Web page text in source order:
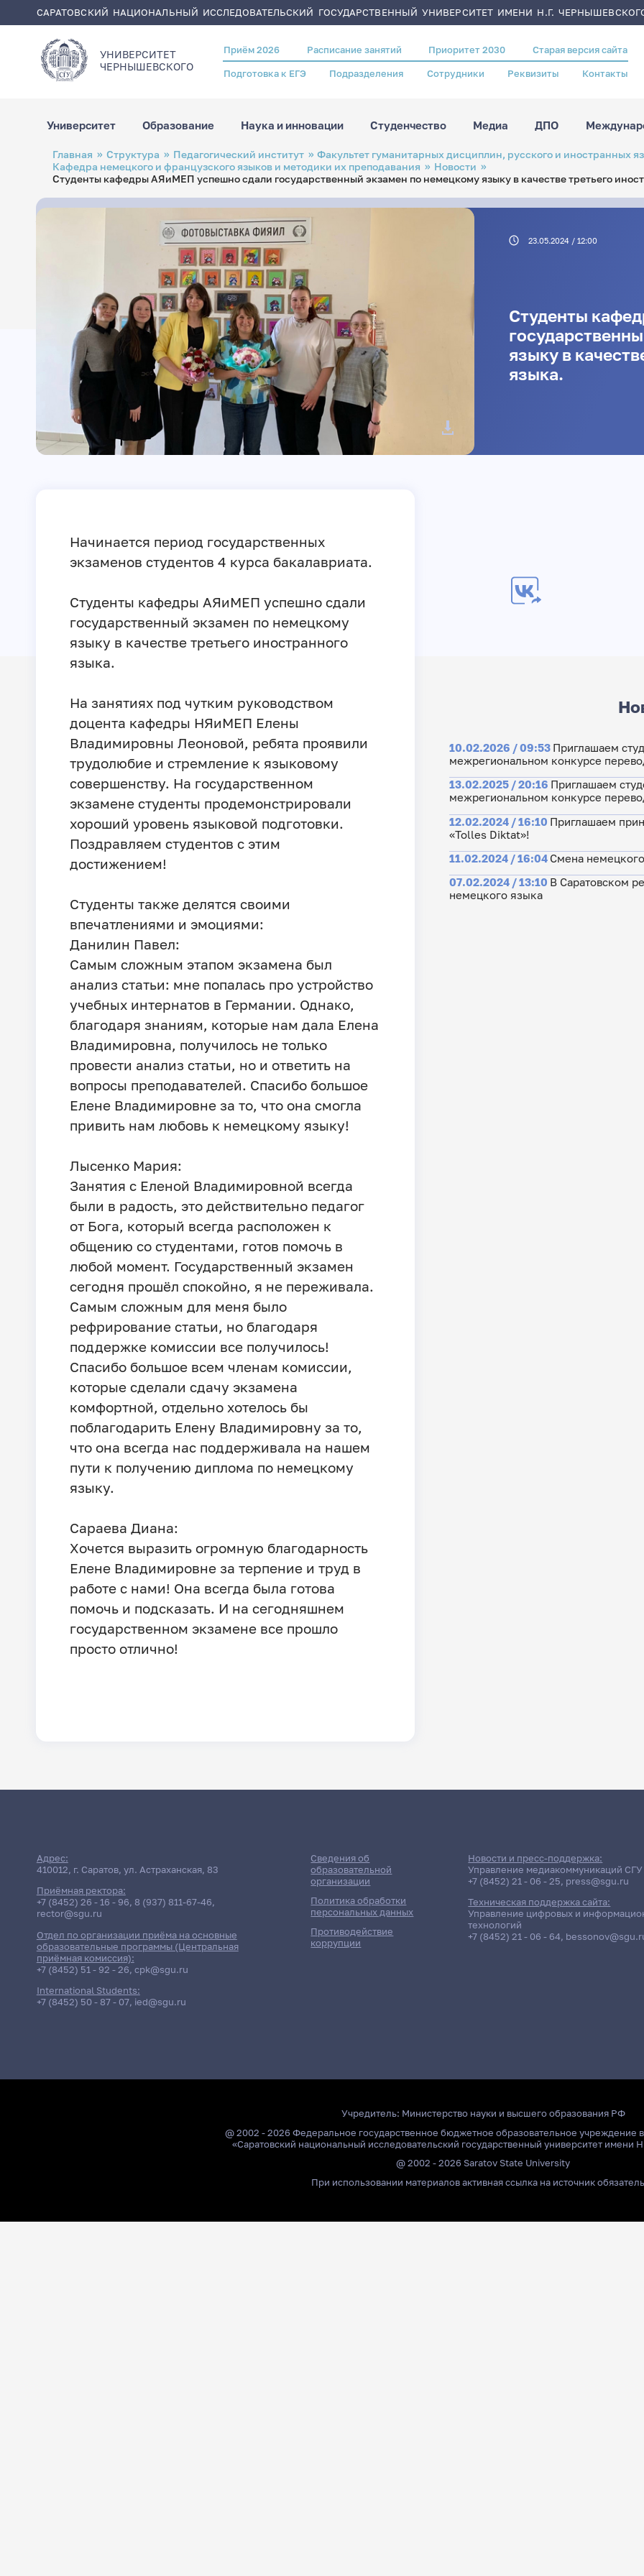
САРАТОВСКИЙ НАЦИОНАЛЬНЫЙ ИССЛЕДОВАТЕЛЬСКИЙ ГОСУДАРСТВЕННЫЙ УНИВЕРСИТЕТ ИМЕНИ Н.Г.
УНИВЕРСИТЕТ
ЧЕРНЫШЕВСКОГO
Header
menu
Приём 2026 Расписание занятий Приоритет 2030 Старая версия сайта
Подготовка к ЕГЭ Подразделения Сотрудники Реквизиты Контакты
Университет Образование Наука и инновации Студенчество Медиа ДПО
Строка
навигации
Главная Структура Педагогический институт
Факультет гуманитарных дисциплин, русского и иностранных
Кафедра немецкого и французского языков и методики их преподавания
Новости
Студенты кафедры АЯиМЕП успешно сдали государственный экзамен по немецкому языку в качестве третьего
23.05.2024 / 12:00
Студенты
языку в
языка.
Начинается период государственных
экзаменов студентов 4 курса бакалавриата.
Студенты кафедры АЯиМЕП успешно сдали
государственный экзамен по немецкому
языку в качестве третьего иностранного
языка.
На занятиях под чутким руководством
доцента кафедры НЯиМЕП Елены
Владимировны Леоновой, ребята проявили
трудолюбие и стремление к языковому
совершенству. На государственном
экзамене студенты продемонстрировали
хороший уровень языковой подготовки.
Поздравляем студентов с этим
достижением!
Студенты также делятся своими
впечатлениями и эмоциями:
Данилин Павел:
Самым сложным этапом экзамена был
анализ статьи: мне попалась про устройство
учебных интернатов в Германии. Однако,
благодаря знаниям, которые нам дала Елена
Владимировна, получилось не только
провести анализ статьи, но и ответить на
вопросы преподавателей. Спасибо большое
Елене Владимировне за то, что она смогла
привить нам любовь к немецкому языку!
Лысенко Мария:
Занятия с Еленой Владимировной всегда
были в радость, это действительно педагог
от Бога, который всегда расположен к
общению со студентами, готов помочь в
любой момент. Государственный экзамен
сегодня прошёл спокойно, я не переживала.
Самым сложным для меня было
рефрирование статьи, но благодаря
поддержке комиссии все получилось!
Спасибо большое всем членам комиссии,
которые сделали сдачу экзамена
комфортной, отдельно хотелось бы
поблагодарить Елену Владимировну за то,
что она всегда нас поддерживала на нашем
пути к получению диплома по немецкому
языку.
Сараева Диана:
Хочется выразить огромную благодарность
Елене Владимировне за терпение и труд в
работе с нами! Она всегда была готова
помочь и подсказать. И на сегодняшнем
государственном экзамене все прошло
просто отлично!
10.02.2026 / 09:53 Приглашаем
межрегиональном конкурсе
13.02.2025 / 20:16 Приглашаем
межрегиональном конкурсе
12.02.2024 / 16:10 Приглашаем
«Tolles Diktat»!
11.02.2024 / 16:04 Cмена
07.02.2024 / 13:10 В Саратовском
немецкого языка
Адрес:
410012, г. Саратов, ул. Астраханская, 83
Приёмная ректора:
+7 (8452) 26 - 16 - 96, 8 (937) 811-67-46,
rector@sgu.ru
Отдел по организации приёма на основные
образовательные программы (Центральная
приёмная комиссия):
+7 (8452) 51 - 92 - 26, cpk@sgu.ru
International Students:
+7 (8452) 50 - 87 - 07, ied@sgu.ru
Сведения об
образовательной
организации
Политика обработки
персональных данных
Противодействие
коррупции
Новости и пресс-поддержка:
Управление медиакоммуникаций СГУ
+7 (8452) 21 - 06 - 25, press@sgu.ru
Техническая поддержка сайта:
Управление цифровых и
технологий
+7 (8452) 21 - 06 - 64,
Учредитель: Министерство науки и высшего образования РФ
@ 2002 - 2026 Федеральное государственное бюджетное образовательное учреждение
«Саратовский национальный исследовательский государственный университет имени
@ 2002 - 2026 Saratov State University
При использовании материалов активная ссылка на источник